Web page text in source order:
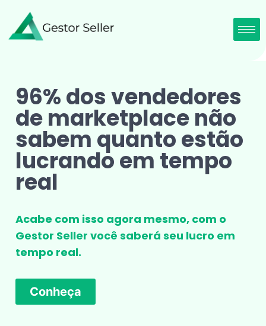
96% dos vendedores
de marketplace não
sabem quanto estão
lucrando em tempo
real
Acabe com isso agora mesmo, com o
Gestor Seller você saberá seu lucro em
tempo real.
Conheça